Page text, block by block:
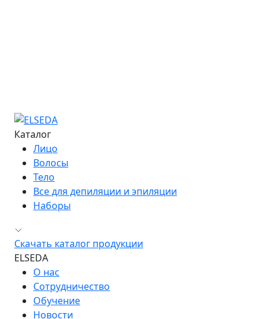
Каталог
Лицо
Волосы
Тело
Все для депиляции и эпиляции
Наборы
Скачать каталог продукции
ELSEDA
О нас
Сотрудничество
Обучение
Новости